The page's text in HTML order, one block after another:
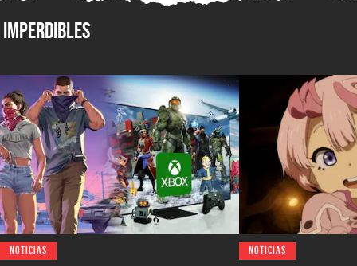
Imperdibles
NOTICIAS NOTICIAS